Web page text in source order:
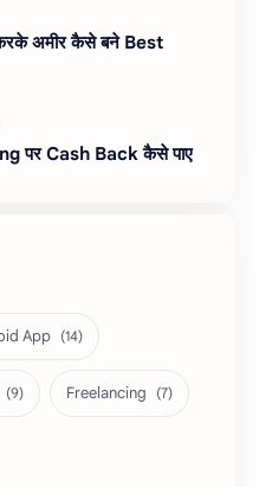
अमीर कैसे बने Best
पर Cash Back कैसे पाए
App
Freelancing